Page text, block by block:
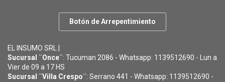
Botón de Arrepentimiento
EL INSUMO SRL |
Sucursal ¨Once¨: Tucuman 2086 - Whatsapp: 1139512690 - Lun a
Vier de 09 a 17 HS
Sucursal ¨Villa Crespo¨: Serrano 441 - Whatsapp: 1139512690 -